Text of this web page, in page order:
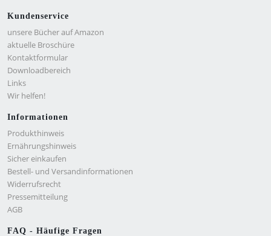
Kundenservice
unsere Bücher auf Amazon
aktuelle Broschüre
Kontaktformular
Downloadbereich
Links
Wir helfen!
Informationen
Produkthinweis
Ernährungshinweis
Sicher einkaufen
Bestell- und Versandinformationen
Widerrufsrecht
Pressemitteilung
AGB
FAQ - Häufige Fragen